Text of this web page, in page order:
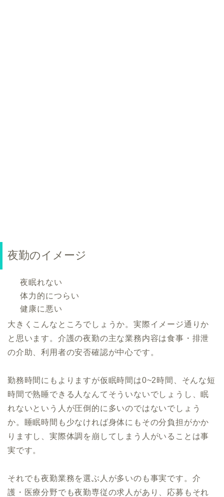
夜勤のイメージ
夜眠れない
体力的につらい
健康に悪い
大きくこんなところでしょうか。実際イメージ通りか
と思います。介護の夜勤の主な業務内容は食事・排泄
の介助、利用者の安否確認が中心です。
勤務時間にもよりますが仮眠時間は0~2時間、そんな短
時間で熟睡できる人なんてそういないでしょうし、眠
れないという人が圧倒的に多いのではないでしょう
か。睡眠時間も少なければ身体にもその分負担がかか
りますし、実際体調を崩してしまう人がいることは事
実です。
それでも夜勤業務を選ぶ人が多いのも事実です。介
護・医療分野でも夜勤専従の求人があり、応募もそれ